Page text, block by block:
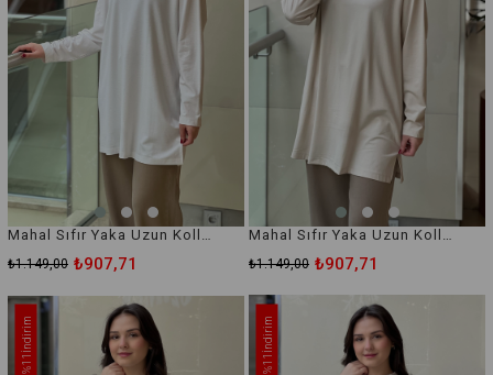
Mahal Sıfır Yaka Uzun Kollu İçlik Tunik
₺907,71
₺1.149,00
Mahal Sıfır Yaka Uzun Kollu İçlik Tunik
₺907,71
₺1.149,00
%11
İndirim
%11
İndirim